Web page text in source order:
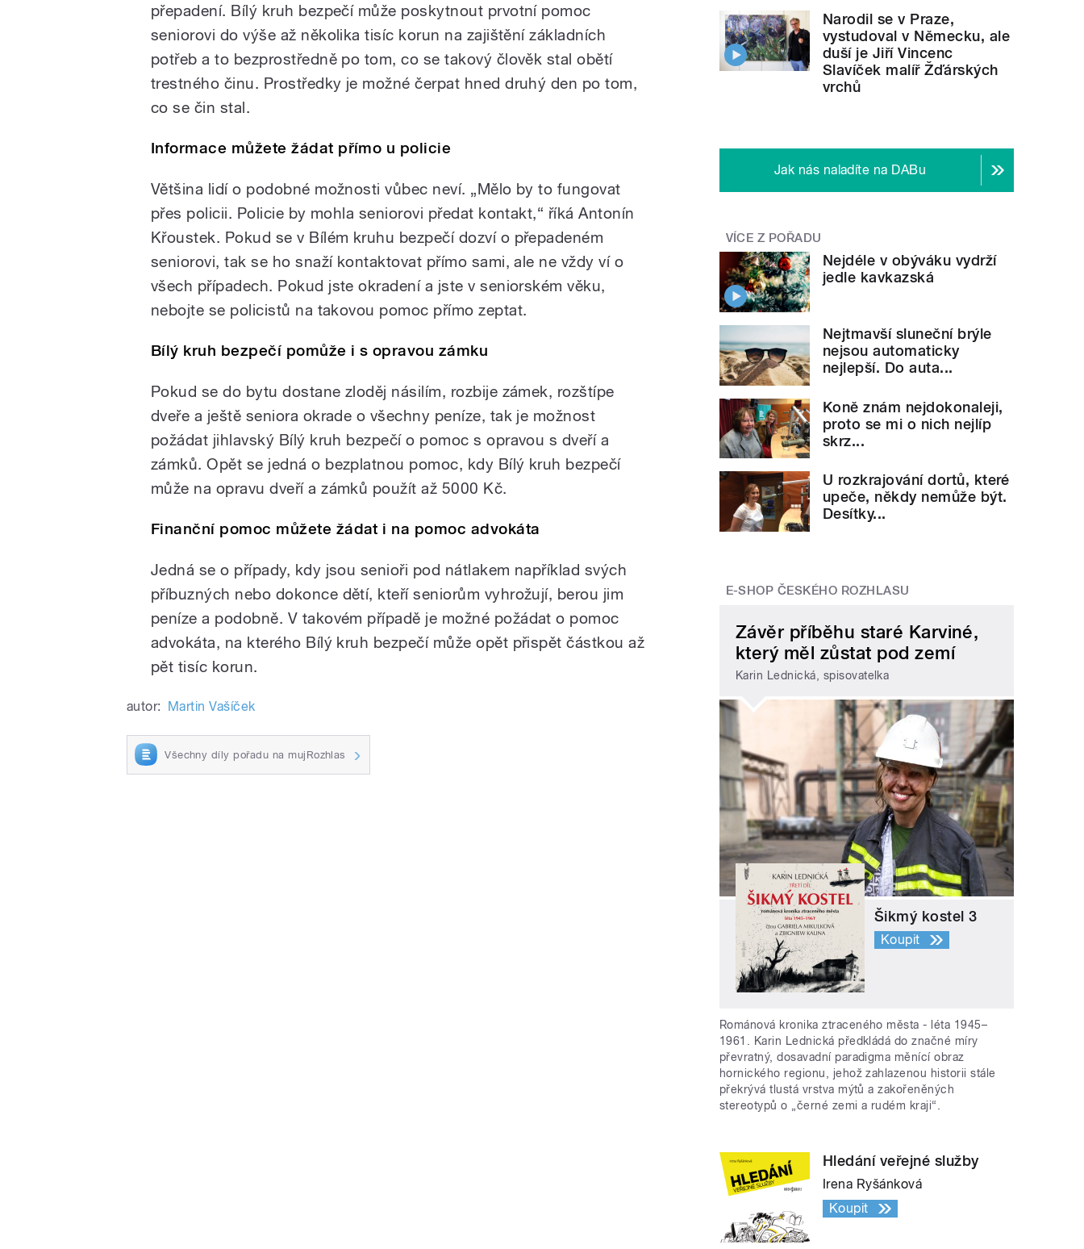
přepadení. Bílý kruh bezpečí může poskytnout prvotní pomoc
seniorovi do výše až několika tisíc korun na zajištění základních
potřeb a to bezprostředně po tom, co se takový člověk stal obětí
trestného činu. Prostředky je možné čerpat hned druhý den po tom,
co se čin stal.
Informace můžete žádat přímo u policie
Většina lidí o podobné možnosti vůbec neví. „Mělo by to fungovat
přes policii. Policie by mohla seniorovi předat kontakt,“ říká Antonín
Křoustek. Pokud se v Bílém kruhu bezpečí dozví o přepadeném
seniorovi, tak se ho snaží kontaktovat přímo sami, ale ne vždy ví o
všech případech. Pokud jste okradení a jste v seniorském věku,
nebojte se policistů na takovou pomoc přímo zeptat.
Bílý kruh bezpečí pomůže i s opravou zámku
Pokud se do bytu dostane zloděj násilím, rozbije zámek, rozštípe
dveře a ještě seniora okrade o všechny peníze, tak je možnost
požádat jihlavský Bílý kruh bezpečí o pomoc s opravou s dveří a
zámků. Opět se jedná o bezplatnou pomoc, kdy Bílý kruh bezpečí
může na opravu dveří a zámků použít až 5000 Kč.
Finanční pomoc můžete žádat i na pomoc advokáta
Jedná se o případy, kdy jsou senioři pod nátlakem například svých
příbuzných nebo dokonce dětí, kteří seniorům vyhrožují, berou jim
peníze a podobně. V takovém případě je možné požádat o pomoc
advokáta, na kterého Bílý kruh bezpečí může opět přispět částkou až
pět tisíc korun.
autor: Martin Vašíček
Všechny díly pořadu na mujRozhlas
Narodil se v Praze,
vystudoval v Německu, ale
duší je Jiří Vincenc
Slavíček malíř Žďárských
vrchů
Jak nás naladíte na DABu
VÍCE Z POŘADU
Nejdéle v obýváku vydrží
jedle kavkazská
Nejtmavší sluneční brýle
nejsou automaticky
nejlepší. Do auta...
Koně znám nejdokonaleji,
proto se mi o nich nejlíp
skrz...
U rozkrajování dortů, které
upeče, někdy nemůže být.
Desítky...
E-SHOP ČESKÉHO ROZHLASU
Závěr příběhu staré Karviné,
který měl zůstat pod zemí
Karin Lednická, spisovatelka
Šikmý kostel 3
Koupit
Románová kronika ztraceného města - léta 1945–
1961. Karin Lednická předkládá do značné míry
převratný, dosavadní paradigma měnící obraz
hornického regionu, jehož zahlazenou historii stále
překrývá tlustá vrstva mýtů a zakořeněných
stereotypů o „černé zemi a rudém kraji“.
Hledání veřejné služby
Irena Ryšánková
Koupit